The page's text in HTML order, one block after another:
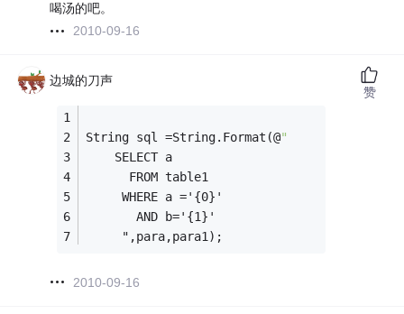
喝汤的吧。
2010-09-16
边城的刀声
String sql =String.Format(@"
    SELECT a
      FROM table1
     WHERE a ='{0}'
       AND b='{1}'
     ",para,para1);
2010-09-16
赞